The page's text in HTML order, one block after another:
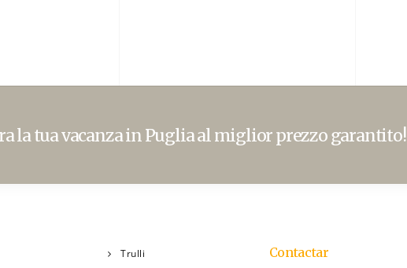
la tua vacanza in Puglia al miglior prezzo garantito!
Trulli
Contactar